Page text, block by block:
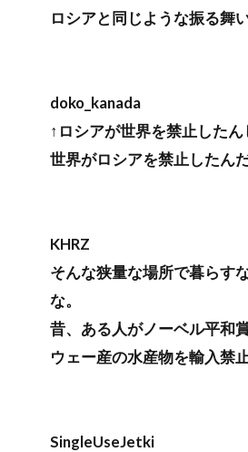
ロシアと同じような振る舞い
doko_kanada
↑ロシアが世界を禁止したん
世界がロシアを禁止したんだ
KHRZ
そんな狭量な場所で暮らす
な。
昔、ある人がノーベル平和
ウェー産の水産物を輸入禁
SingleUseJetki